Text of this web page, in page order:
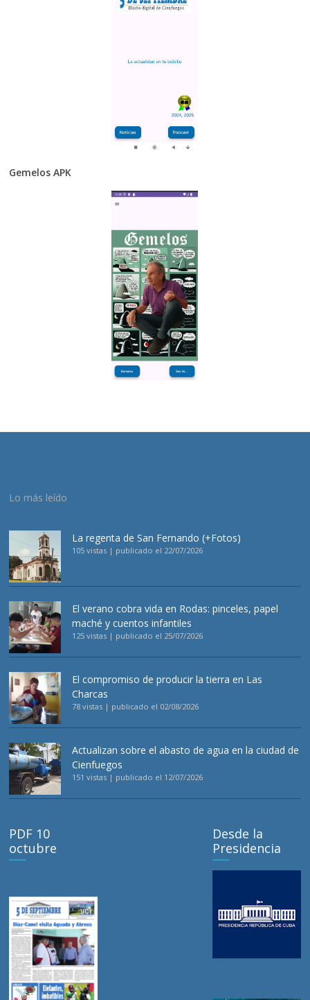
Gemelos APK
Lo más leído
La regenta de San Fernando (+Fotos)
105 vistas | publicado el 22/07/2026
El verano cobra vida en Rodas: pinceles, papel
maché y cuentos infantiles
125 vistas | publicado el 25/07/2026
El compromiso de producir la tierra en Las
Charcas
78 vistas | publicado el 02/08/2026
Actualizan sobre el abasto de agua en la ciudad de
Cienfuegos
151 vistas | publicado el 12/07/2026
PDF 10
octubre
Desde la
Presidencia